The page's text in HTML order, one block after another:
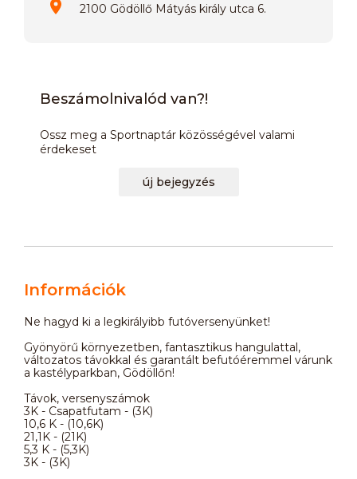
2100 Gödöllő Mátyás király utca 6.
Beszámolnivalód van?!
Ossz meg a Sportnaptár közösségével valami
érdekeset
új bejegyzés
Információk
Ne hagyd ki a legkirályibb futóversenyünket!
Gyönyörű környezetben, fantasztikus hangulattal,
változatos távokkal és garantált befutóéremmel várunk
a kastélyparkban, Gödöllőn!
Távok, versenyszámok
3K - Csapatfutam - (3K)
10,6 K - (10,6K)
21,1K - (21K)
5,3 K - (5,3K)
3K - (3K)